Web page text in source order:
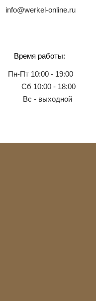
info@werkel-online.ru
Время работы:
Пн-Пт 10:00 - 19:00
Сб 10:00 - 18:00
Вс - выходной